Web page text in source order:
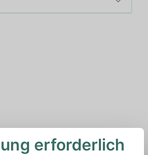
erforderlich